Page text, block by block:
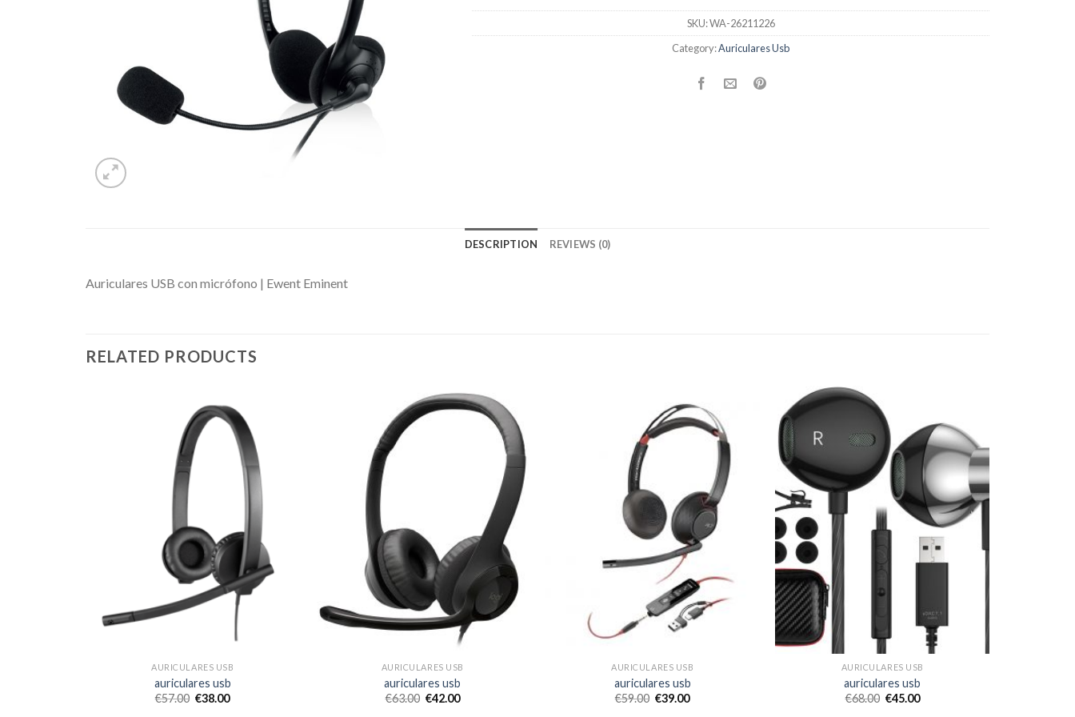
SKU:WA-26211226
Category:Auriculares Usb
DESCRIPTION REVIEWS (0)
Auriculares USB con micrófono | Ewent Eminent
RELATED PRODUCTS
AURICULARES USB
auriculares usb
€57.00 €38.00
AURICULARES USB
auriculares usb
€63.00 €42.00
AURICULARES USB
auriculares usb
€59.00 €39.00
AURICULARES USB
auriculares usb
€68.00 €45.00